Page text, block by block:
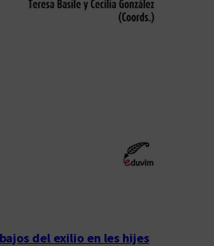
del exilio en les hijes